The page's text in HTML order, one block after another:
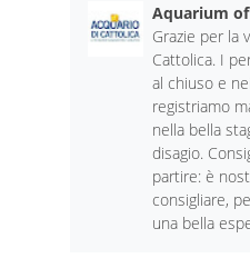
Aquarium
Grazie per la
Cattolica. I
al chiuso e
registriamo
nella bella
disagio.
partire: è
consigliare,
una bella